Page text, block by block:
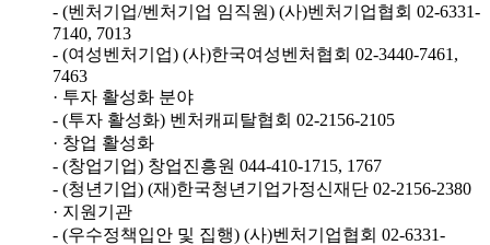
- (벤처기업/벤처기업 임직원) (사)벤처기업협회 02-6331-
7140, 7013
- (여성벤처기업) (사)한국여성벤처협회 02-3440-7461,
7463
· 투자 활성화 분야
- (투자 활성화) 벤처캐피탈협회 02-2156-2105
· 창업 활성화
- (창업기업) 창업진흥원 044-410-1715, 1767
- (청년기업) (재)한국청년기업가정신재단 02-2156-2380
· 지원기관
- (우수정책입안 및 집행) (사)벤처기업협회 02-6331-